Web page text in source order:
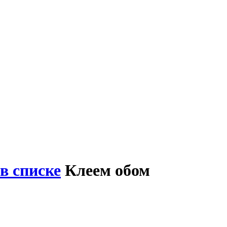
списке Клеем обом